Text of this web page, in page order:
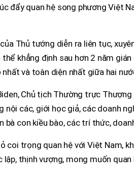
đẩy quan hệ song phương Việt
Thủ tướng diễn ra liên tục,
khẳng định sau hơn 2 năm
và toàn diện nhất giữa hai
Chủ tịch Thường trực Thượng
các, giới học giả, các doanh
bà con kiều bào, các trí thức,
coi trọng quan hệ với Việt Nam,
thịnh vượng, mong muốn